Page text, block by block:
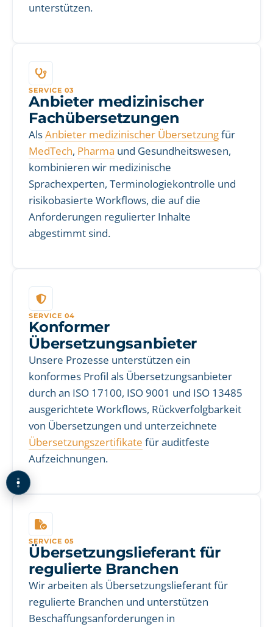
unterstützen.
SERVICE 03
Anbieter medizinischer
Fachübersetzungen
AlsAnbieter medizinischer Übersetzungfür
MedTech, Pharma und Gesundheitswesen,
kombinieren wir medizinische
Sprachexperten, Terminologiekontrolle und
risikobasierte Workflows, die auf die
Anforderungen regulierter Inhalte
abgestimmt sind.
SERVICE 04
Konformer
Übersetzungsanbieter
Unsere Prozesse unterstützen ein
konformes Profil als Übersetzungsanbieter
durch an ISO 17100, ISO 9001 und ISO 13485
ausgerichtete Workflows, Rückverfolgbarkeit
von Übersetzungen und unterzeichnete
Übersetzungszertifikate für auditfeste
Aufzeichnungen.
SERVICE 05
Übersetzungslieferant für
regulierte Branchen
Wir arbeiten als Übersetzungslieferant für
regulierte Branchen und unterstützen
Beschaffungsanforderungen in